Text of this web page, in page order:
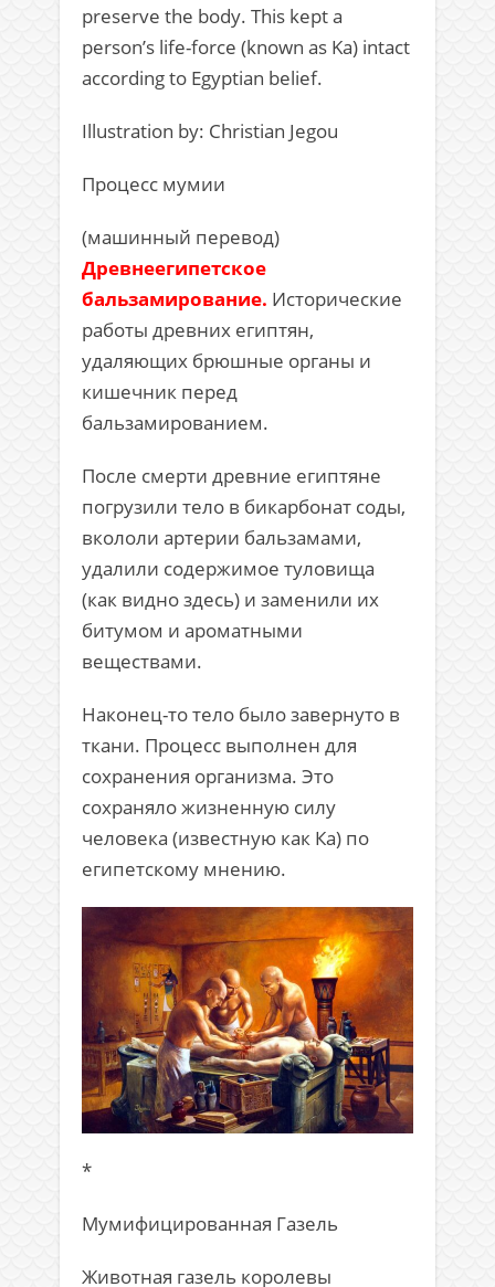
preserve the body. This kept a
person’s life-force (known as Ka) intact
according to Egyptian belief.
Illustration by: Christian Jegou
Процесс мумии
(машинный перевод)
Древнеегипетское
бальзамирование. Исторические
работы древних египтян,
удаляющих брюшные органы и
кишечник перед
бальзамированием.
После смерти древние египтяне
погрузили тело в бикарбонат соды,
вкололи артерии бальзамами,
удалили содержимое туловища
(как видно здесь) и заменили их
битумом и ароматными
веществами.
Наконец-то тело было завернуто в
ткани. Процесс выполнен для
сохранения организма. Это
сохраняло жизненную силу
человека (известную как Ка) по
египетскому мнению.
*
Мумифицированная Газель
Животная газель королевы